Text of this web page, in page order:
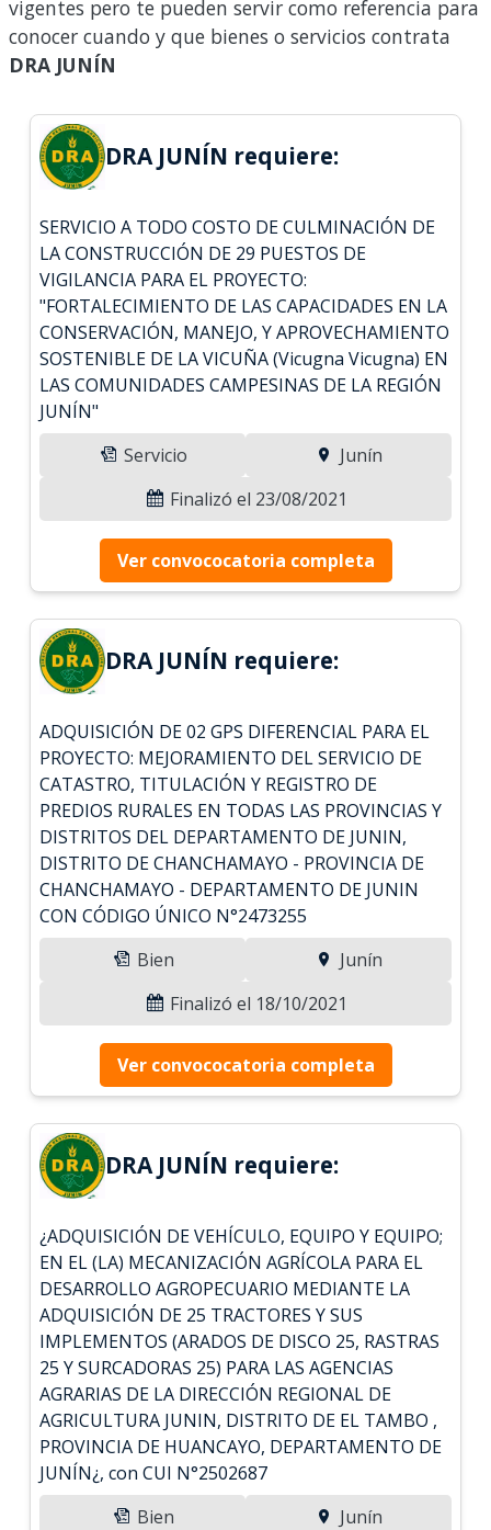
vigentes pero te pueden servir como referencia para
conocer cuando y que bienes o servicios contrata
DRA JUNÍN
DRA JUNÍN requiere:
SERVICIO A TODO COSTO DE CULMINACIÓN DE
LA CONSTRUCCIÓN DE 29 PUESTOS DE
VIGILANCIA PARA EL PROYECTO:
"FORTALECIMIENTO DE LAS CAPACIDADES EN LA
CONSERVACIÓN, MANEJO, Y APROVECHAMIENTO
SOSTENIBLE DE LA VICUÑA (Vicugna Vicugna) EN
LAS COMUNIDADES CAMPESINAS DE LA REGIÓN
JUNÍN"
Servicio
Junín
Finalizó el 23/08/2021
Ver convococatoria completa
DRA JUNÍN requiere:
ADQUISICIÓN DE 02 GPS DIFERENCIAL PARA EL
PROYECTO: MEJORAMIENTO DEL SERVICIO DE
CATASTRO, TITULACIÓN Y REGISTRO DE
PREDIOS RURALES EN TODAS LAS PROVINCIAS Y
DISTRITOS DEL DEPARTAMENTO DE JUNIN,
DISTRITO DE CHANCHAMAYO - PROVINCIA DE
CHANCHAMAYO - DEPARTAMENTO DE JUNIN
CON CÓDIGO ÚNICO N°2473255
Bien
Junín
Finalizó el 18/10/2021
Ver convococatoria completa
DRA JUNÍN requiere:
¿ADQUISICIÓN DE VEHÍCULO, EQUIPO Y EQUIPO;
EN EL (LA) MECANIZACIÓN AGRÍCOLA PARA EL
DESARROLLO AGROPECUARIO MEDIANTE LA
ADQUISICIÓN DE 25 TRACTORES Y SUS
IMPLEMENTOS (ARADOS DE DISCO 25, RASTRAS
25 Y SURCADORAS 25) PARA LAS AGENCIAS
AGRARIAS DE LA DIRECCIÓN REGIONAL DE
AGRICULTURA JUNIN, DISTRITO DE EL TAMBO ,
PROVINCIA DE HUANCAYO, DEPARTAMENTO DE
JUNÍN¿, con CUI N°2502687
Bien
Junín